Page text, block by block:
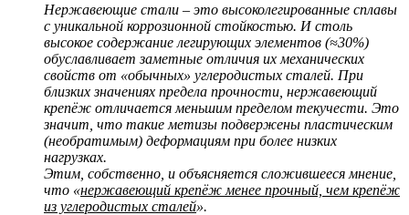
Нержавеющие стали – это высоколегированные сплавы
с уникальной коррозионной стойкостью. И столь
высокое содержание легирующих элементов (≈30%)
обуславливает заметные отличия их механических
свойств от «обычных» углеродистых сталей. При
близких значениях предела прочности, нержавеющий
крепёж отличается меньшим пределом текучести. Это
значит, что такие метизы подвержены пластическим
(необратимым) деформациям при более низких
нагрузках.
Этим, собственно, и объясняется сложившееся мнение,
что «нержавеющий крепёж менее прочный, чем крепёж
из углеродистых сталей».